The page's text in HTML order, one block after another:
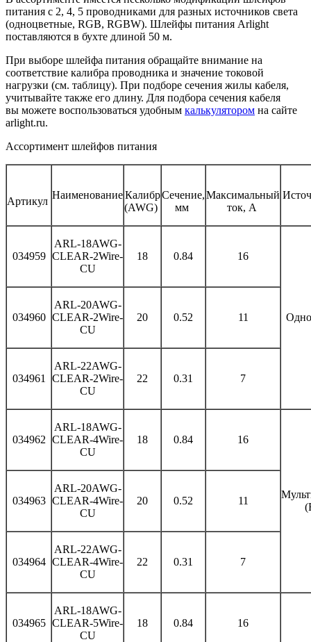
питания с 2, 4, 5 проводниками для разных источников света
(одноцветные, RGB, RGBW). Шлейфы питания Arlight
поставляются в бухте длиной 50 м.
При выборе шлейфа питания обращайте внимание на
соответствие калибра проводника и значение токовой
нагрузки (см. таблицу). При подборе сечения жилы кабеля,
учитывайте также его длину. Для подбора сечения кабеля
вы можете воспользоваться удобным калькулятором на сайте
arlight.ru.
Ассортимент шлейфов питания
Артикул
НаименованиеКалибр
(AWG)
Сечение,
мм
Максимальный
ток, А
034959
ARL-18AWG-
CLEAR-2Wire-
CU
18 0.84 16
034960
ARL-20AWG-
CLEAR-2Wire-
CU
20 0.52 11
034961
ARL-22AWG-
CLEAR-2Wire-
CU
22 0.31 7
034962
ARL-18AWG-
CLEAR-4Wire-
CU
18 0.84 16
034963
ARL-20AWG-
CLEAR-4Wire-
CU
20 0.52 11
034964
ARL-22AWG-
CLEAR-4Wire-
CU
22 0.31 7
034965
ARL-18AWG-
CLEAR-5Wire-
CU
18 0.84 16